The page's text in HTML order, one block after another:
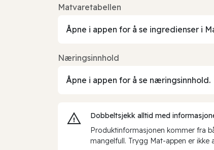
Matvaretabellen
Åpne i appen for å se ingredienser i
Næringsinnhold
Åpne i appen for å se næringsinnhold.
Dobbeltsjekk alltid med
Produktinformasjonen kommer fra
mangelfull. Trygg Mat-appen er ikke